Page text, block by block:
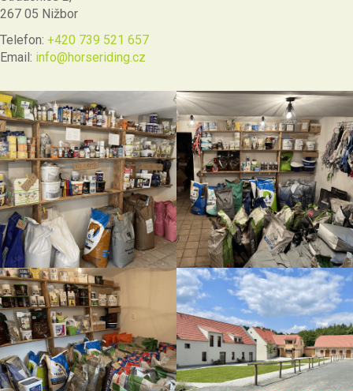
267 05 Nižbor
Telefon: +420 739 521 657
Email: info@horseriding.cz